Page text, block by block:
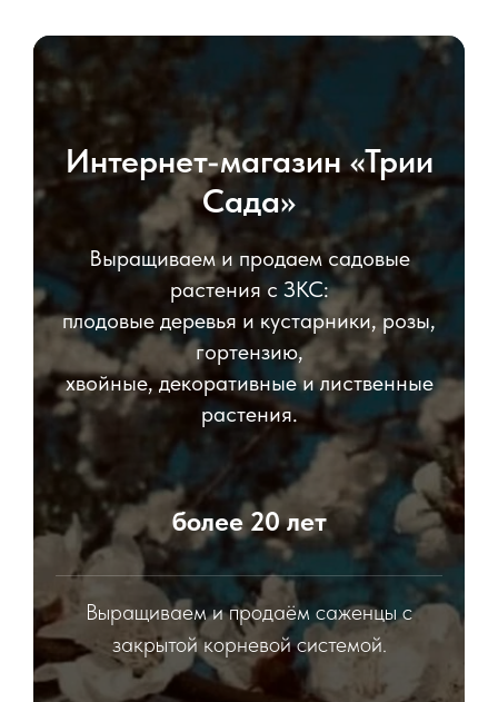
Интернет-магазин «Трии
Сада»
Выращиваем и продаем садовые
растения с ЗКС:
плодовые деревья и кустарники, розы,
гортензию,
хвойные, декоративные и лиственные
растения.
более 20 лет
Выращиваем и продаём саженцы с
закрытой корневой системой.